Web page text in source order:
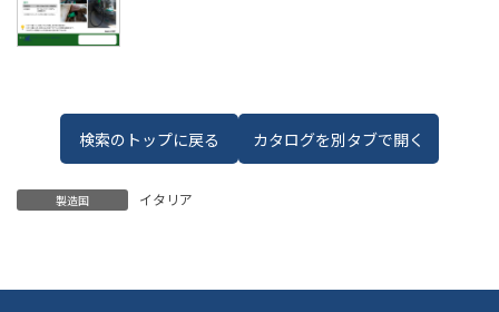
検索のトップに戻る カタログを別タブで開く
製造国 イタリア